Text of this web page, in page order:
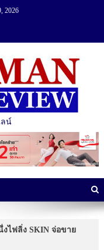
2026
น์
ไฟลิ่ง SKIN จ่อขาย